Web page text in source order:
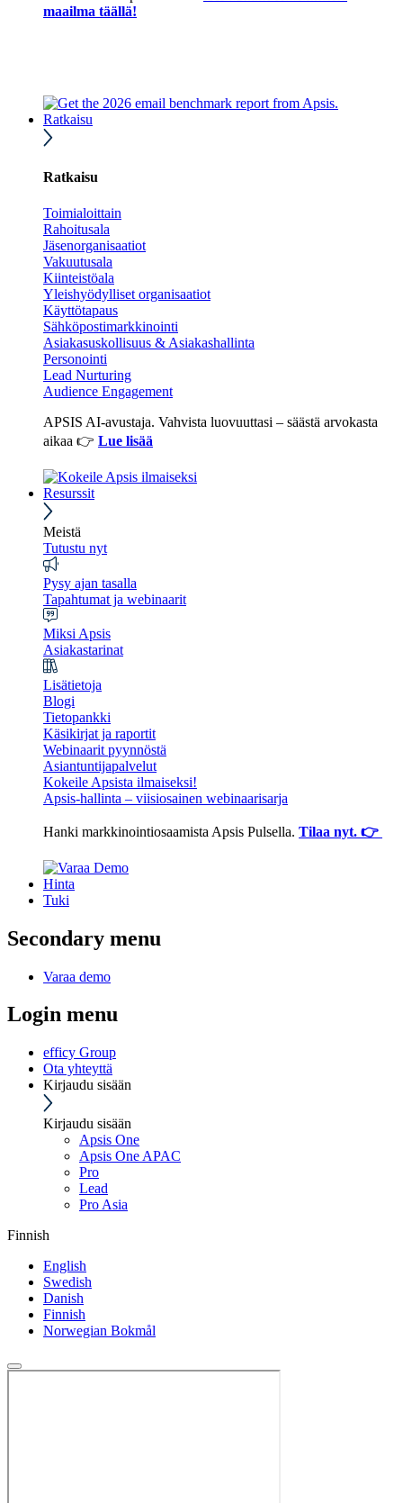
maailma täällä!
Ratkaisu
Ratkaisu
Toimialoittain
Rahoitusala
Jäsenorganisaatiot
Vakuutusala
Kiinteistöala
Yleishyödylliset organisaatiot
Käyttötapaus
Sähköpostimarkkinointi
Asiakasuskollisuus & Asiakashallinta
Personointi
Lead Nurturing
Audience Engagement
APSIS AI-avustaja. Vahvista luovuuttasi – säästä arvokasta
aikaa 👉 Lue lisää
Resurssit
Meistä
Tutustu nyt
Pysy ajan tasalla
Tapahtumat ja webinaarit
Miksi Apsis
Asiakastarinat
Lisätietoja
Blogi
Tietopankki
Käsikirjat ja raportit
Webinaarit pyynnöstä
Asiantuntijapalvelut
Kokeile Apsista ilmaiseksi!
Apsis-hallinta – viisiosainen webinaarisarja
Hanki markkinointiosaamista Apsis Pulsella. Tilaa nyt. 👉
Hinta
Tuki
Secondary menu
Varaa demo
Login menu
efficy Group
Ota yhteyttä
Kirjaudu sisään
Kirjaudu sisään
Apsis One
Apsis One APAC
Pro
Lead
Pro Asia
Finnish
English
Swedish
Danish
Finnish
Norwegian Bokmål